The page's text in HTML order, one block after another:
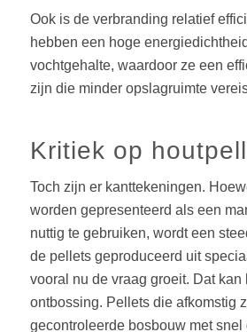
Ook is de verbranding relatief
hebben een hoge
vochtgehalte, waardoor ze een
zijn die minder opslagruimte
Kritiek op
Toch zijn er kanttekeningen.
worden gepresenteerd als een
nuttig te gebruiken, wordt een
de pellets geproduceerd uit
vooral nu de vraag groeit. Dat kan
ontbossing. Pellets die afkomstig
gecontroleerde bosbouw met snel